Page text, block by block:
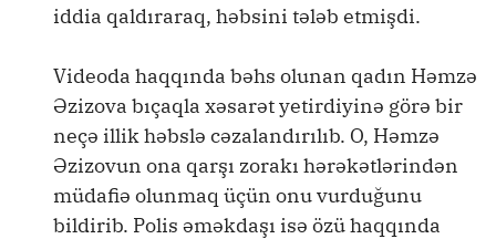
iddia qaldıraraq, həbsini tələb etmişdi.
Videoda haqqında bəhs olunan qadın Həmzə
Əzizova bıçaqla xəsarət yetirdiyinə görə bir
neçə illik həbslə cəzalandırılıb. O, Həmzə
Əzizovun ona qarşı zorakı hərəkətlərindən
müdafiə olunmaq üçün onu vurduğunu
bildirib. Polis əməkdaşı isə özü haqqında